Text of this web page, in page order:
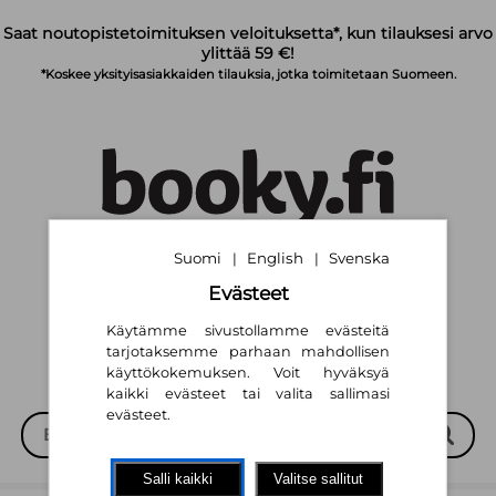
Saat noutopistetoimituksen veloituksetta*, kun tilauksesi arvo
ylittää 59 €!
*Koskee yksityisasiakkaiden tilauksia, jotka toimitetaan Suomeen.
Suomi | English | Svenska
Suomi | English | Svenska
Evästeet
Käytämme sivustollamme evästeitä
tarjotaksemme parhaan mahdollisen
käyttökokemuksen. Voit hyväksyä
kaikki evästeet tai valita sallimasi
evästeet.
Salli kaikki Valitse sallitut